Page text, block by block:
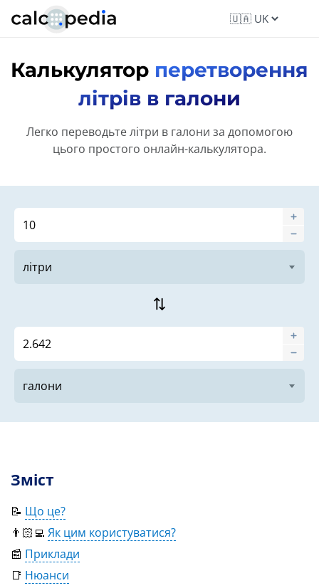
Калькулятор перетворення
літрів в галони
Легко переводьте літри в галони за допомогою
цього простого онлайн-калькулятора.
sync_alt
Зміст
📝 Що це?
👨🏻‍💻 Як цим користуватися?
📰 Приклади
📑 Нюанси